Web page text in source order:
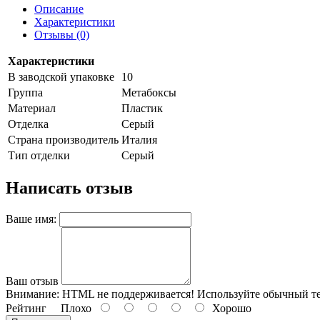
Описание
Характеристики
Отзывы (0)
Характеристики
В заводской упаковке
10
Группа
Метабоксы
Материал
Пластик
Отделка
Серый
Страна производитель Италия
Тип отделки
Серый
Написать отзыв
Ваше имя:
Ваш отзыв
Внимание: HTML не поддерживается! Используйте обычный
Рейтинг Плохо Хорошо